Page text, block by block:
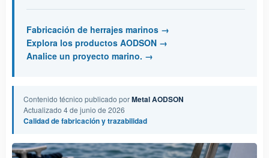
Fabricación de herrajes marinos
Explora los productos AODSON
Analice un proyecto marino.
Contenido técnico publicado porMetal AODSON
Actualizado 4 de junio de 2026
Calidad de fabricación y trazabilidad